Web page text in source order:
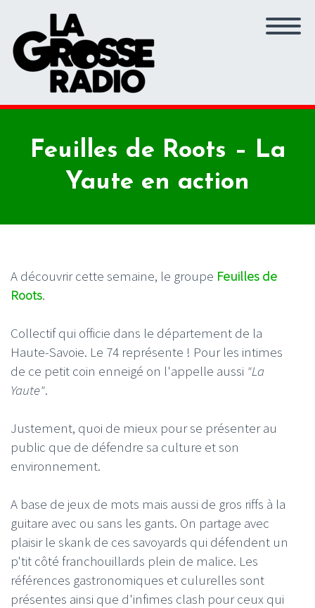
Feuilles de Roots – La
Yaute en action
A découvrir cette semaine, le groupe Feuilles de
Roots.
Collectif qui officie dans le département de la
Haute-Savoie. Le 74 représente ! Pour les intimes
de ce petit coin enneigé on l'appelle aussi "La
Yaute".
Justement, quoi de mieux pour se présenter au
public que de défendre sa culture et son
environnement.
A base de jeux de mots mais aussi de gros riffs à la
guitare avec ou sans les gants. On partage avec
plaisir le skank de ces savoyards qui défendent un
p'tit côté franchouillards plein de malice. Les
références gastronomiques et culurelles sont
présentes ainsi que d'infimes clash pour ceux qui